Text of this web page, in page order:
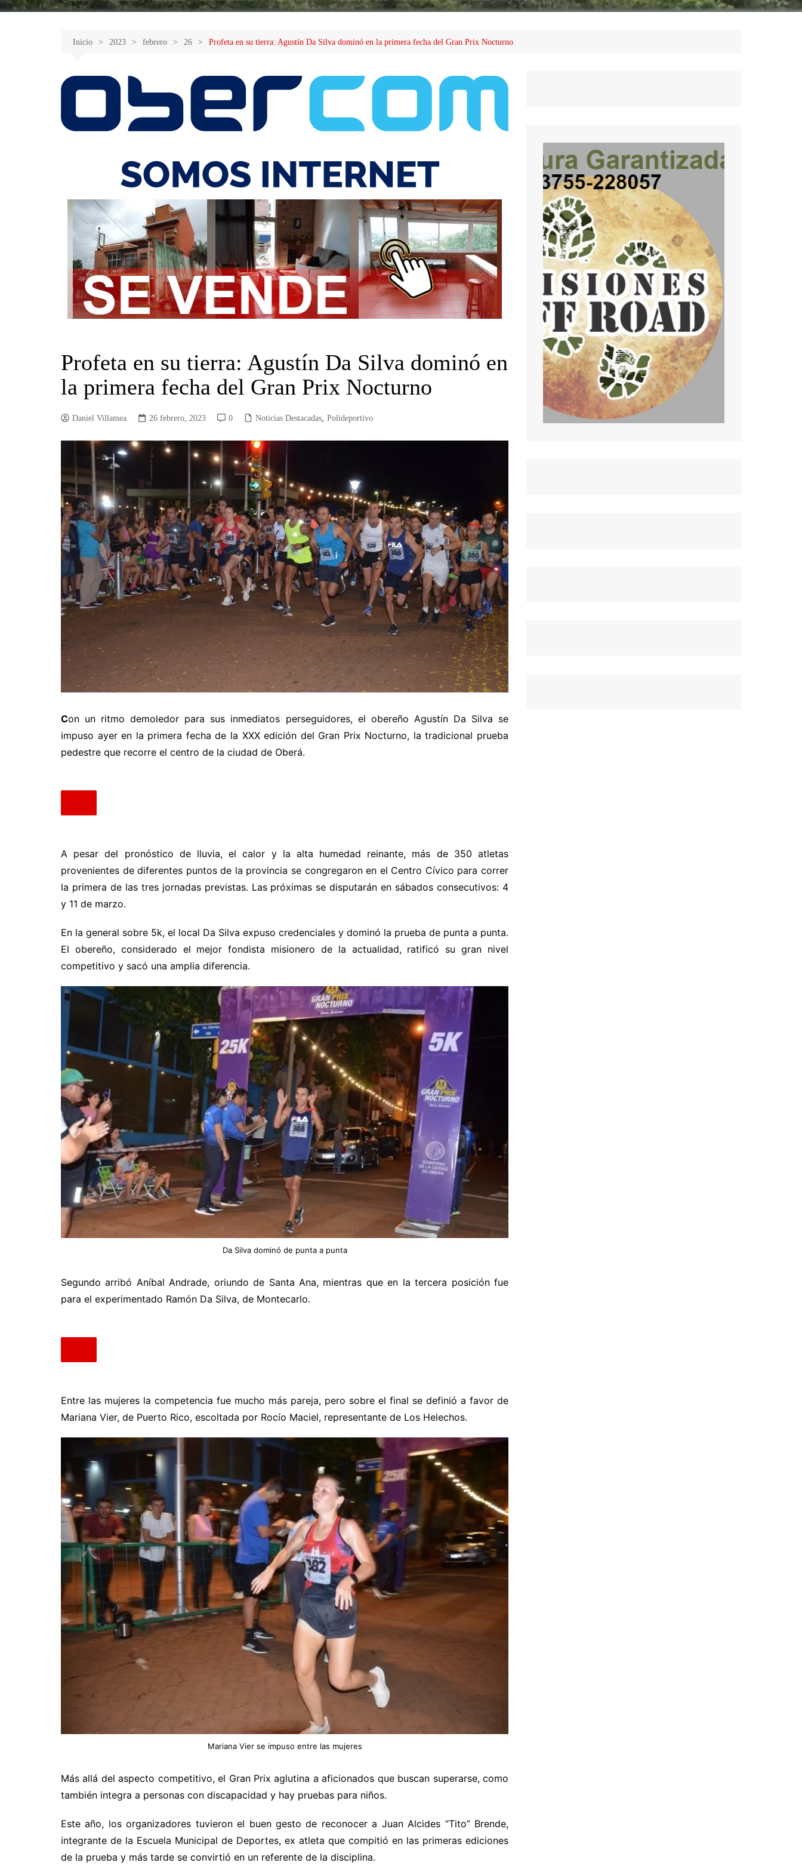
Inicio 2023 febrero 26 Profeta en su tierra: Agustín Da Silva dominó en la primera fecha del Gran Prix Nocturno
Profeta en su tierra: Agustín Da Silva dominó en
la primera fecha del Gran Prix Nocturno
Daniel Villamea 26 febrero, 2023 0 Noticias Destacadas, Polideportivo
Con un ritmo demoledor para sus inmediatos perseguidores, el obereño Agustín Da Silva se
impuso ayer en la primera fecha de la XXX edición del Gran Prix Nocturno, la tradicional prueba
pedestre que recorre el centro de la ciudad de Oberá.
A pesar del pronóstico de lluvia, el calor y la alta humedad reinante, más de 350 atletas
provenientes de diferentes puntos de la provincia se congregaron en el Centro Cívico para correr
la primera de las tres jornadas previstas. Las próximas se disputarán en sábados consecutivos: 4
y 11 de marzo.
En la general sobre 5k, el local Da Silva expuso credenciales y dominó la prueba de punta a punta.
El obereño, considerado el mejor fondista misionero de la actualidad, ratificó su gran nivel
competitivo y sacó una amplia diferencia.
Da Silva dominó de punta a punta
Segundo arribó Aníbal Andrade, oriundo de Santa Ana, mientras que en la tercera posición fue
para el experimentado Ramón Da Silva, de Montecarlo.
Entre las mujeres la competencia fue mucho más pareja, pero sobre el final se definió a favor de
Mariana Vier, de Puerto Rico, escoltada por Rocío Maciel, representante de Los Helechos.
Mariana Vier se impuso entre las mujeres
Más allá del aspecto competitivo, el Gran Prix aglutina a aficionados que buscan superarse, como
también integra a personas con discapacidad y hay pruebas para niños.
Este año, los organizadores tuvieron el buen gesto de reconocer a Juan Alcides “Tito” Brende,
integrante de la Escuela Municipal de Deportes, ex atleta que compitió en las primeras ediciones
de la prueba y más tarde se convirtió en un referente de la disciplina.